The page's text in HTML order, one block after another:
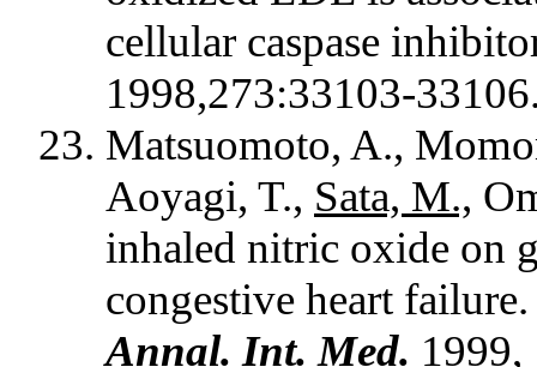
cellular caspase
1998,273:33103-
Matsuomoto, A.,
Aoyagi, T., Sata, M.,
inhaled nitric oxide on
congestive heart
Annal. Int. Med. 1999,